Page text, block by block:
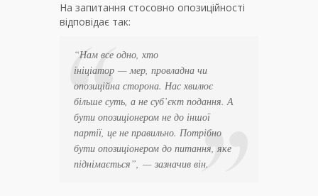
На запитання стосовно опозиційності
відповідає так:
“Нам все одно, хто
ініціатор —мер, провладна чи
опозиційна сторона. Нас хвилює
більше суть, а не суб’єкт подання. А
бути опозиціонером не до іншої
партії, це не правильно. Потрібно
бути опозиціонером до питання, яке
піднімається”, —зазначив він.